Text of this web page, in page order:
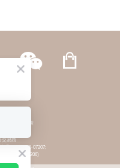
私隱政策
交易商
碼:A-B-24-05-07207;
B-24-05-07206)
易商